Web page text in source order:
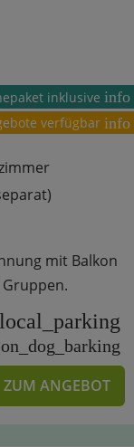
inklusive info
verfügbar info
mit Balkon
local_parking
ZUM ANGEBOT